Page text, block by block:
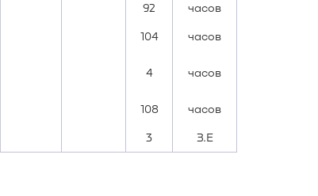
92 часов
104 часов
4 часов
108 часов
3 З.Е